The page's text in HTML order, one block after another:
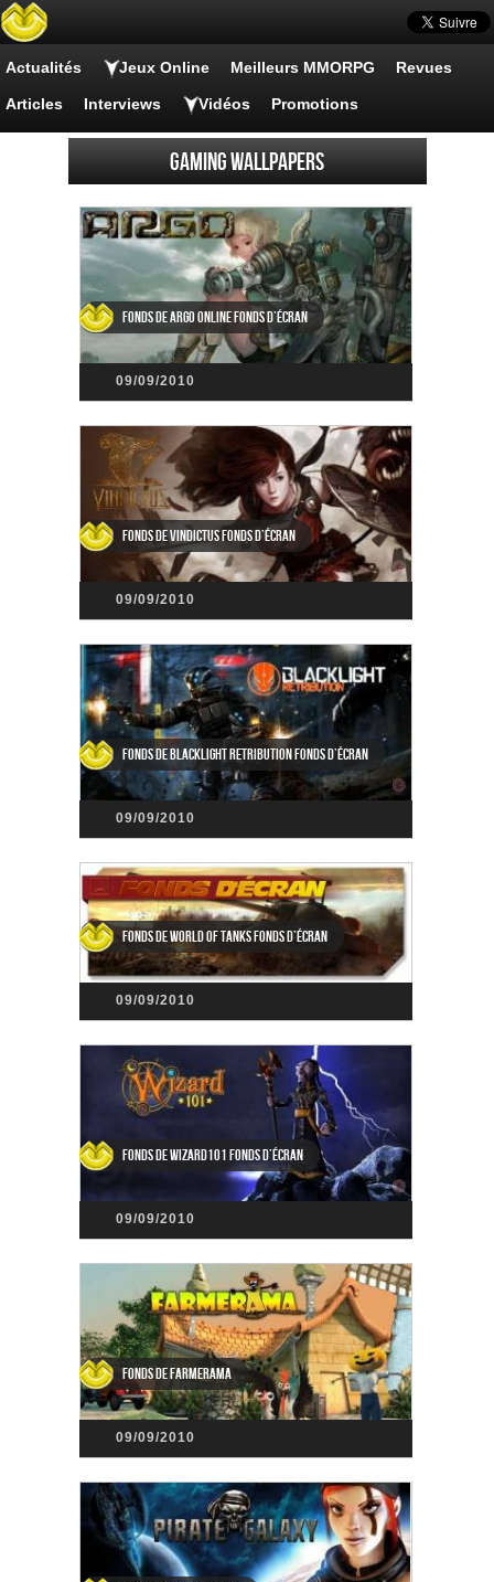
Actualités Jeux Online Meilleurs MMORPG Revues
Articles Interviews Vidéos Promotions
Gaming wallpapers
Fonds de Argo Online Fonds d’écran
09/09/2010
Fonds de Vindictus Fonds d’écran
09/09/2010
Fonds de Blacklight Retribution Fonds d’écran
09/09/2010
Fonds de World of Tanks Fonds d’écran
09/09/2010
Fonds de Wizard101 Fonds d’écran
09/09/2010
Fonds de Farmerama
09/09/2010